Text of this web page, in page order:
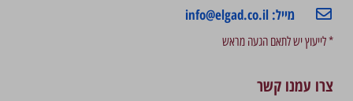
מייל: info@elgad.co.il
* לייעוץ יש לתאם הגעה מראש
צרו עמנו קשר